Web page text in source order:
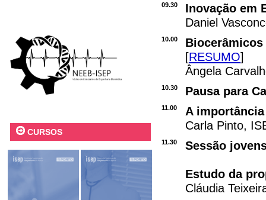
CURSOS
09.30
Inovação em
Daniel
10.00
[RESUMO]
Ângela
10.30 Pausa para
11.00
A
Carla Pinto,
11.30 Sessão
Estudo da
Cláudia